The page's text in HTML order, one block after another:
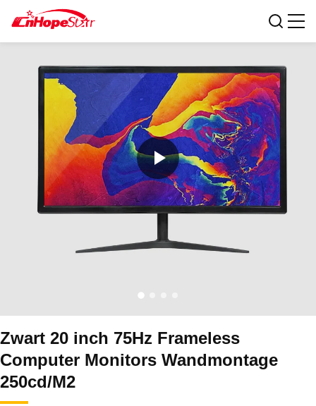
Zwart 20 inch 75Hz Frameless
Computer Monitors Wandmontage
250cd/M2